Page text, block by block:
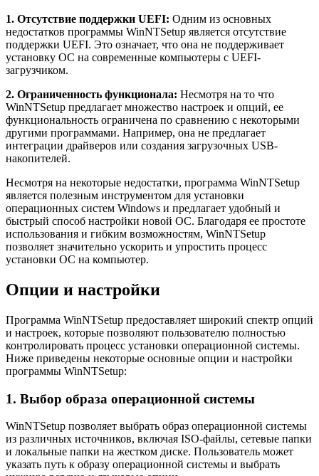
1. Отсутствие поддержки UEFI: Одним из основных
недостатков программы WinNTSetup является отсутствие
поддержки UEFI. Это означает, что она не поддерживает
установку ОС на современные компьютеры с UEFI-
загрузчиком.
2. Ограниченность функционала: Несмотря на то что
WinNTSetup предлагает множество настроек и опций, ее
функциональность ограничена по сравнению с некоторыми
другими программами. Например, она не предлагает
интеграции драйверов или создания загрузочных USB-
накопителей.
Несмотря на некоторые недостатки, программа WinNTSetup
является полезным инструментом для установки
операционных систем Windows и предлагает удобный и
быстрый способ настройки новой ОС. Благодаря ее простоте
использования и гибким возможностям, WinNTSetup
позволяет значительно ускорить и упростить процесс
установки ОС на компьютер.
Опции и настройки
Программа WinNTSetup предоставляет широкий спектр опций
и настроек, которые позволяют пользователю полностью
контролировать процесс установки операционной системы.
Ниже приведены некоторые основные опции и настройки
программы WinNTSetup:
1. Выбор образа операционной системы
WinNTSetup позволяет выбрать образ операционной системы
из различных источников, включая ISO-файлы, сетевые папки
и локальные папки на жестком диске. Пользователь может
указать путь к образу операционной системы и выбрать